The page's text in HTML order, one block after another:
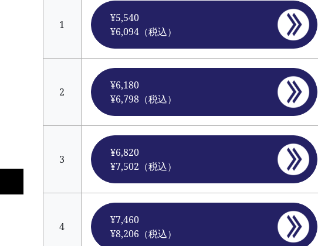
1
¥5,540
¥6,094（税込）
2
¥6,180
¥6,798（税込）
3
¥6,820
¥7,502（税込）
4
¥7,460
¥8,206（税込）